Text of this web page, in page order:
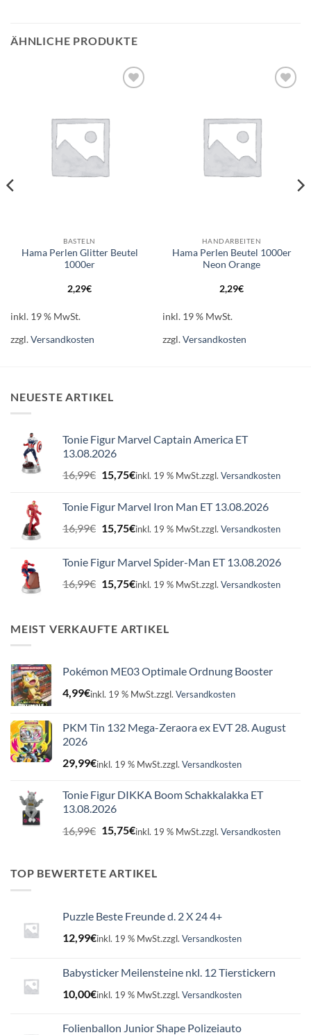
ÄHNLICHE PRODUKTE
BASTELN
Hama Perlen Glitter Beutel
1000er
2,29€
inkl. 19 % MwSt.
zzgl.Versandkosten
HANDARBEITEN
Hama Perlen Beutel 1000er
Neon Orange
2,29€
inkl. 19 % MwSt.
zzgl.Versandkosten
NEUESTE ARTIKEL
Tonie Figur Marvel Captain America ET
13.08.2026
16,99€ Ursprünglicher
Preis
16,99€
15,75€Aktueller
15,75€.
inkl. 19 % MwSt.zzgl. Versandkosten
Tonie Figur Marvel Iron Man ET 13.08.2026
16,99€ Ursprünglicher
Preis
16,99€
15,75€Aktueller
15,75€.
inkl. 19 % MwSt.zzgl. Versandkosten
Tonie Figur Marvel Spider-Man ET 13.08.2026
16,99€ Ursprünglicher
Preis
16,99€
15,75€Aktueller
15,75€.
inkl. 19 % MwSt.zzgl. Versandkosten
MEIST VERKAUFTE ARTIKEL
Pokémon ME03 Optimale Ordnung Booster
4,99€inkl. 19 % MwSt.zzgl. Versandkosten
PKM Tin 132 Mega-Zeraora ex EVT 28. August
2026
29,99€inkl. 19 % MwSt.zzgl. Versandkosten
Tonie Figur DIKKA Boom Schakkalakka ET
13.08.2026
16,99€ Ursprünglicher
16,99€
15,75€Aktueller
15,75€.
inkl. 19 % MwSt.zzgl. Versandkosten
TOP BEWERTETE ARTIKEL
Puzzle Beste Freunde d. 2 X 24 4+
12,99€inkl. 19 % MwSt.zzgl. Versandkosten
Babysticker Meilensteine nkl. 12 Tierstickern
10,00€inkl. 19 % MwSt.zzgl. Versandkosten
Folienballon Junior Shape Polizeiauto